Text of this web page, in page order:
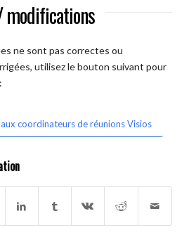
modifications
ne sont pas correctes ou
utilisez le bouton suivant pour
coordinateurs de réunions Visios